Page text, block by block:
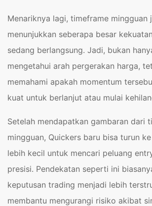
Menariknya lagi, timeframe mingguan
menunjukkan seberapa besar
sedang berlangsung. Jadi, bukan
mengetahui arah pergerakan harga,
memahami apakah momentum
kuat untuk berlanjut atau mulai
Setelah mendapatkan gambaran dari
mingguan, Quickers baru bisa turun
lebih kecil untuk mencari peluang
presisi. Pendekatan seperti ini
keputusan trading menjadi lebih
membantu mengurangi risiko akibat